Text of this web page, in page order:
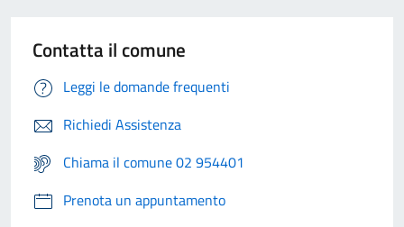
Contatta il comune
Leggi le domande frequenti
Richiedi Assistenza
Chiama il comune 02 954401
Prenota un appuntamento